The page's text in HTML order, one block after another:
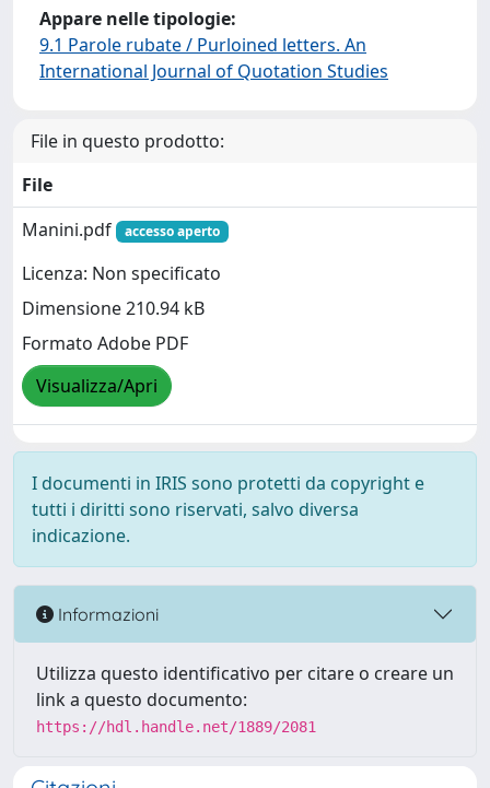
Appare nelle tipologie:
9.1 Parole rubate / Purloined letters. An
International Journal of Quotation Studies
File in questo prodotto:
File
Manini.pdf
accesso aperto
Licenza: Non specificato
Dimensione 210.94 kB
Formato Adobe PDF
Visualizza/Apri
I documenti in IRIS sono protetti da copyright e
tutti i diritti sono riservati, salvo diversa
indicazione.
Informazioni
Utilizza questo identificativo per citare o creare un
link a questo documento:
https://hdl.handle.net/1889/2081